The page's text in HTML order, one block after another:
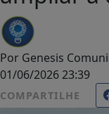
Por Genesis
01/06/2026 23:39
COMPARTILHE